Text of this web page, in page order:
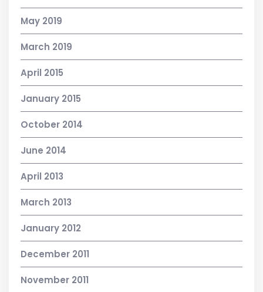
May 2019
March 2019
April 2015
January 2015
October 2014
June 2014
April 2013
March 2013
January 2012
December 2011
November 2011